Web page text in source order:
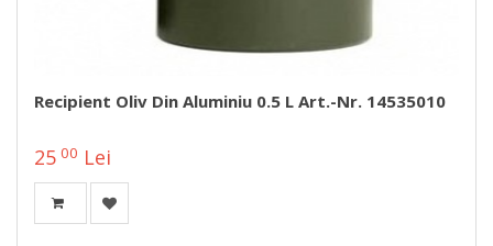
Recipient Oliv Din Aluminiu 0.5 L Art.-Nr. 14535010
25 00 Lei